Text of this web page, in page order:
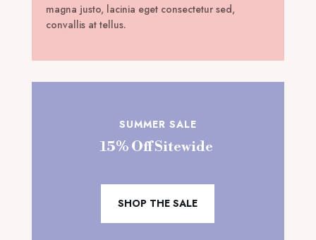
magna justo, lacinia eget consectetur sed,
convallis at tellus.
SUMMER SALE
15% Off Sitewide
SHOP THE SALE